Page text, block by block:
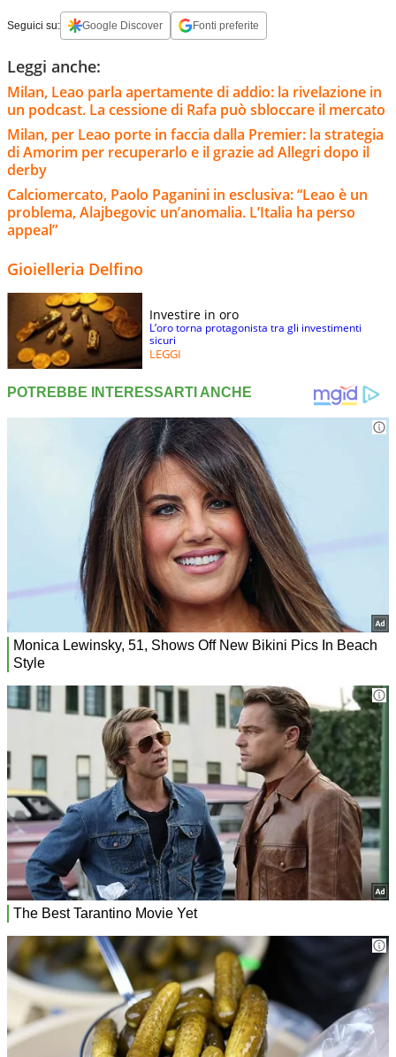
Seguici su: Google Discover Fonti preferite
Leggi anche:
Milan, Leao parla apertamente di addio: la rivelazione in
un podcast. La cessione di Rafa può sbloccare il mercato
Milan, per Leao porte in faccia dalla Premier: la strategia
di Amorim per recuperarlo e il grazie ad Allegri dopo il
derby
Calciomercato, Paolo Paganini in esclusiva: “Leao è un
problema, Alajbegovic un’anomalia. L’Italia ha perso
appeal”
Gioielleria Delfino
Investire in oro
L’oro torna protagonista tra gli investimenti
sicuri
LEGGI